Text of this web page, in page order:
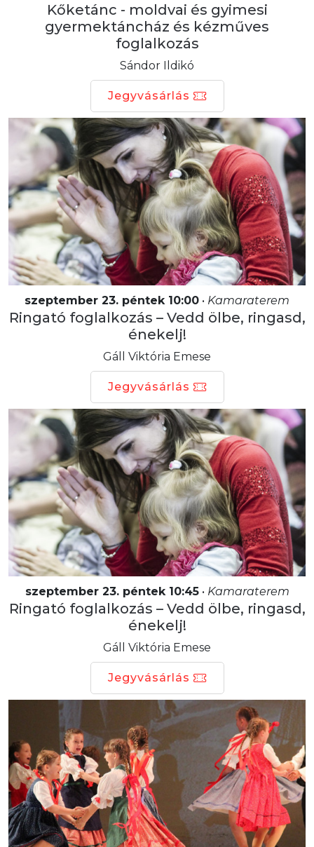
Kőketánc - moldvai és gyimesi
gyermektáncház és kézműves
foglalkozás
Sándor Ildikó
Jegyvásárlás
szeptember 23. péntek 10:00 • Kamaraterem
Ringató foglalkozás – Vedd ölbe, ringasd,
énekelj!
Gáll Viktória Emese
Jegyvásárlás
szeptember 23. péntek 10:45• Kamaraterem
Ringató foglalkozás – Vedd ölbe, ringasd,
énekelj!
Gáll Viktória Emese
Jegyvásárlás